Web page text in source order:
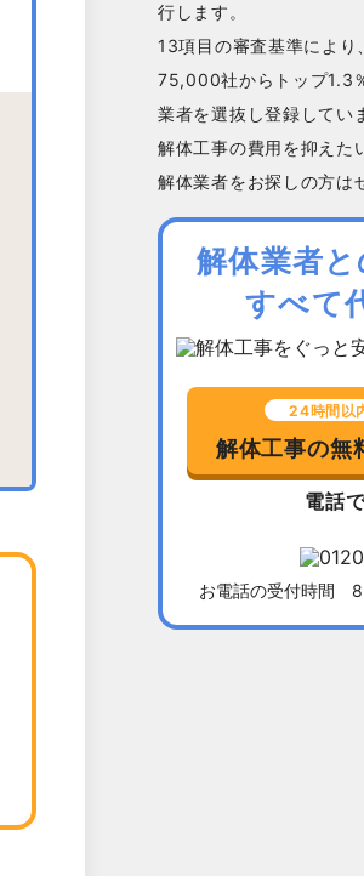
行します。
13項目の審査基準により
75,000社からトップ1.3
業者を選抜し登録してい
解体工事の費用を抑えた
解体業者をお探しの方は
解体業者
すべて
24時間以
解体工事の無
電話
お電話の受付時間 8